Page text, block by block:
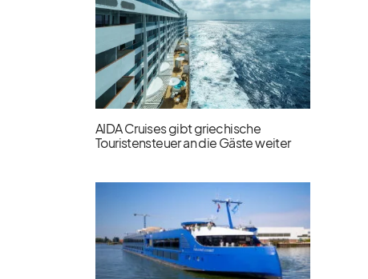
AIDA Cruises gibt griechische
Touristensteuer an die Gäste weiter